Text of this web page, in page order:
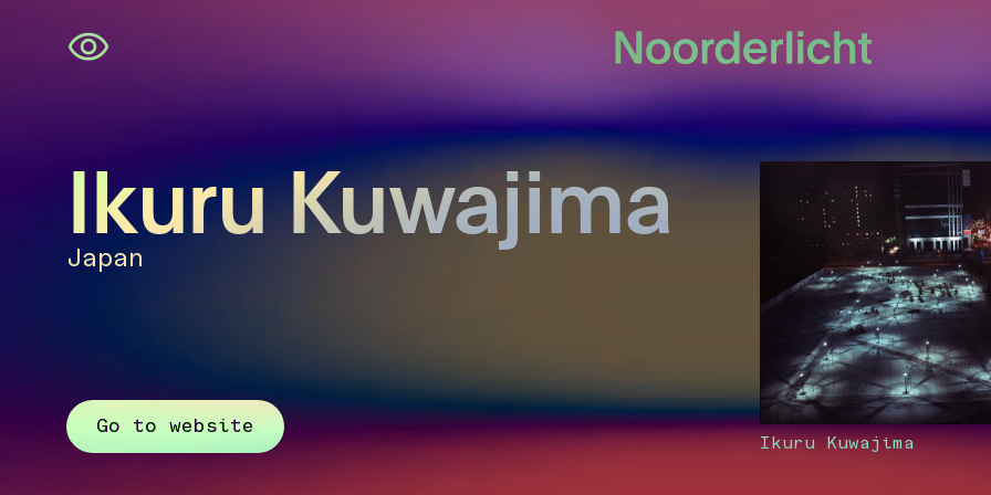
Navigatie
overslaan
Ikuru Kuwajima
Japan
Go to website
Ikuru Kuwajima